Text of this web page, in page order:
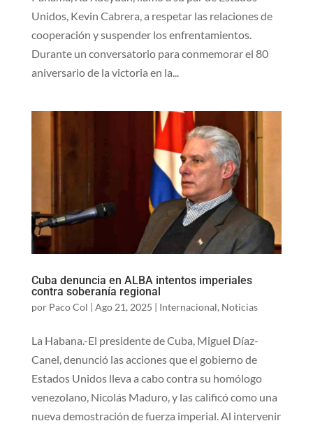
Unidos, Kevin Cabrera, a respetar las relaciones de
cooperación y suspender los enfrentamientos.
Durante un conversatorio para conmemorar el 80
aniversario de la victoria en la...
Cuba denuncia en ALBA intentos imperiales
contra soberanía regional
por Paco Col | Ago 21, 2025 | Internacional, Noticias
La Habana.-El presidente de Cuba, Miguel Díaz-
Canel, denunció las acciones que el gobierno de
Estados Unidos lleva a cabo contra su homólogo
venezolano, Nicolás Maduro, y las calificó como una
nueva demostración de fuerza imperial. Al intervenir